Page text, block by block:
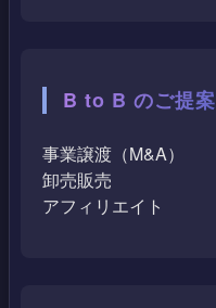
B to B のご提案
事業譲渡（M&A）
卸売販売
アフィリエイト